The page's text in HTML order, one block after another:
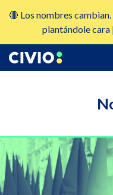
🔴 Los nombres
plantándole cara